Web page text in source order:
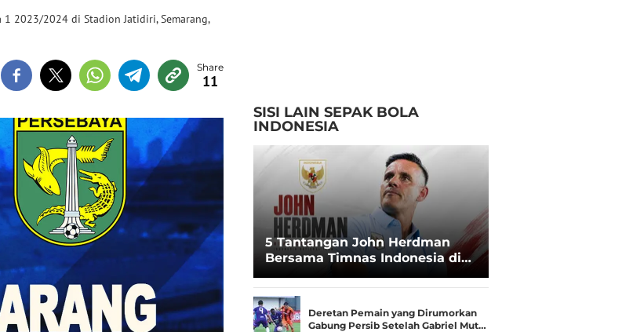
1 2023/2024 di Stadion Jatidiri, Semarang,
11
SISI LAIN SEPAK BOLA
INDONESIA
5 Tantangan John Herdman
Bersama Timnas Indonesia di
Spesialis Runner-up Menjadi
Juara
Deretan Pemain yang Dirumorkan
Gabung Persib Setelah Gabriel Mut…